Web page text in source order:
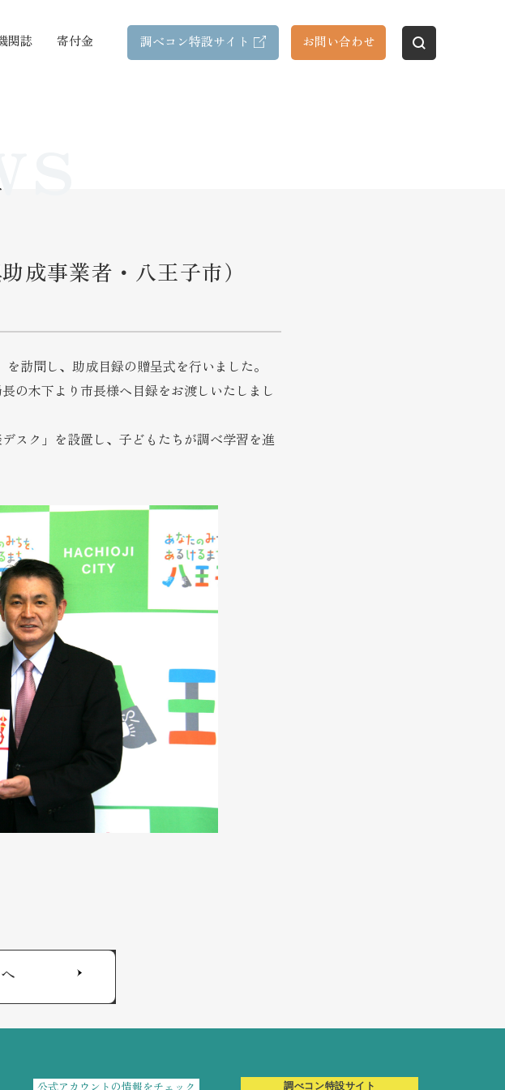
関誌 寄付金 調べコン特設サイト お問い合わせ
成事業者・八王子市）
訪問し、助成目録の贈呈式を行いました。
の木下より市長様へ目録をお渡しいたしまし
スク」を設置し、子どもたちが調べ学習を進
公式アカウントの情報をチェック